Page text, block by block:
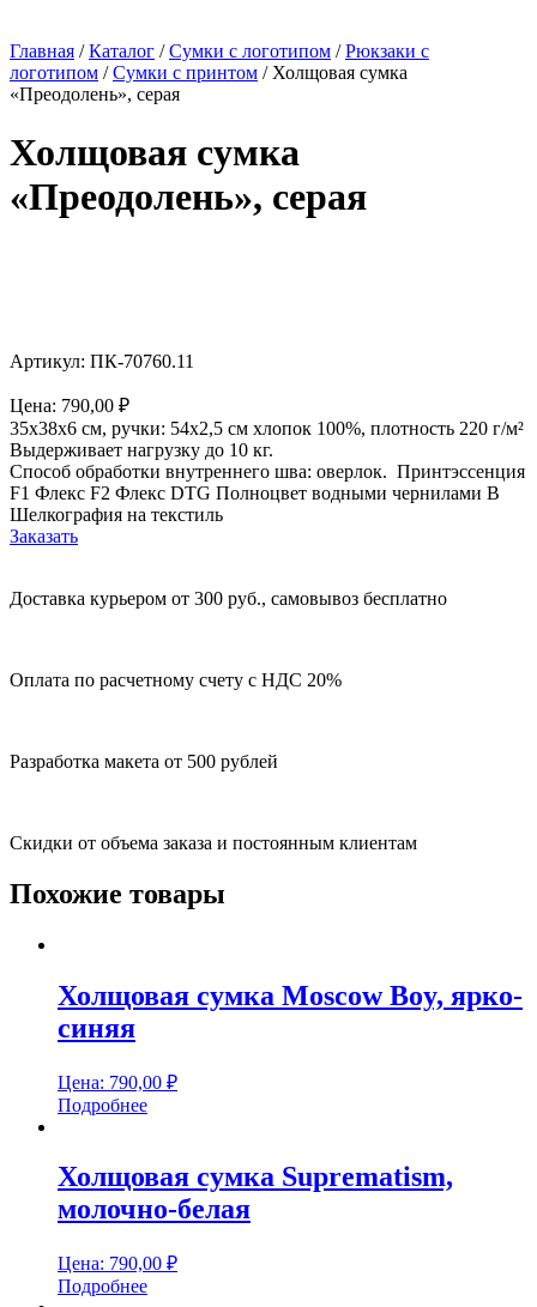
Главная /Каталог /Сумки с логотипом /Рюкзаки с
логотипом /Сумки с принтом / Холщовая сумка
«Преодолень», серая
Холщовая сумка
«Преодолень», серая
Артикул: ПК-70760.11
Цена: 790,00 ₽
35х38х6 см, ручки: 54х2,5 см хлопок 100%, плотность 220 г/м²
Выдерживает нагрузку до 10 кг.
Способ обработки внутреннего шва: оверлок. Принтэссенция
F1 Флекс F2 Флекс DTG Полноцвет водными чернилами B
Шелкография на текстиль
Заказать
Доставка курьером от 300 руб., самовывоз бесплатно
Оплата по расчетному счету с НДС 20%
Разработка макета от 500 рублей
Скидки от объема заказа и постоянным клиентам
Похожие товары
Холщовая сумка Moscow Boy, ярко-
синяя
Цена: 790,00 ₽
Подробнее
Холщовая сумка Suprematism,
молочно-белая
Цена: 790,00 ₽
Подробнее